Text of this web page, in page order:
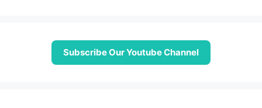
Subscribe Our Youtube Channel